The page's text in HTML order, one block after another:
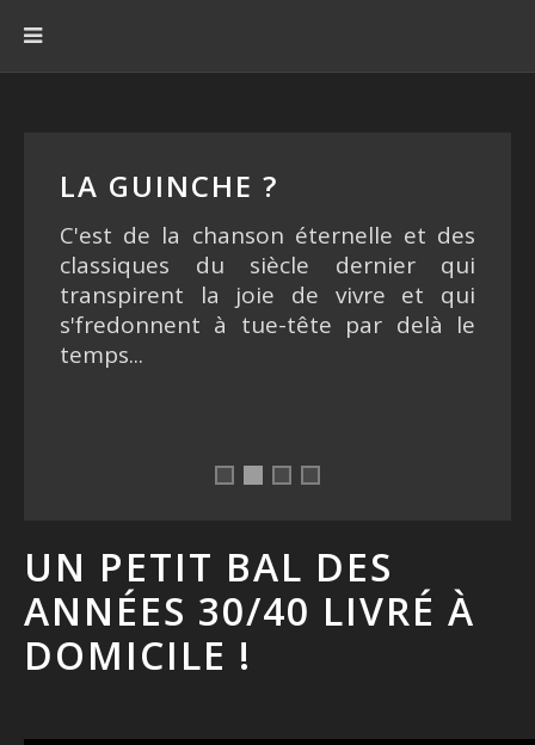
LA GUINCHE ?
C'est de la chanson éternelle et des
classiques du siècle dernier qui
transpirent la joie de vivre et qui
s'fredonnent à tue-tête par delà le
temps...
La Guinche ?
La Guinche ?
La Guinche ?
La Guinche ?
UN PETIT BAL DES
ANNÉES 30/40 LIVRÉ À
DOMICILE !